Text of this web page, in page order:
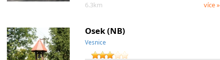
6.3km
více »
Osek (NB)
Vesnice